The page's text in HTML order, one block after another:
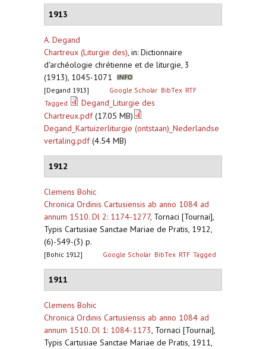
1913
A. Degand
Chartreux (Liturgie des), in: Dictionnaire
d'archéologie chrétienne et de liturgie, 3
(1913), 1045-1071
[Degand 1913] Google Scholar BibTex RTF
Tagged
Degand_Liturgie des
Chartreux.pdf(17.05 MB)
Degand_Kartuizerliturgie (ontstaan)_Nederlandse
vertaling.pdf(4.54 MB)
1912
Clemens Bohic
Chronica Ordinis Cartusiensis ab anno 1084 ad
annum 1510. Dl 2: 1174-1277, Tornaci [Tournai],
Typis Cartusiae Sanctae Mariae de Pratis, 1912,
(6)-549-(3) p.
[Bohic 1912] Google Scholar BibTex RTF Tagged
1911
Clemens Bohic
Chronica Ordinis Cartusiensis ab anno 1084 ad
annum 1510. Dl 1: 1084-1173, Tornaci [Tournai],
Typis Cartusiae Sanctae Mariae de Pratis, 1911,